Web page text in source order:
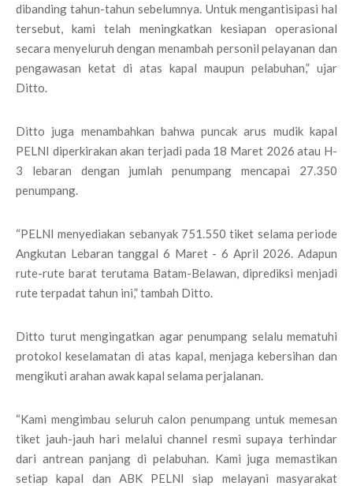
dibanding tahun-tahun sebelumnya. Untuk mengantisipasi hal
tersebut, kami telah meningkatkan kesiapan operasional
secara menyeluruh dengan menambah personil pelayanan dan
pengawasan ketat di atas kapal maupun pelabuhan,” ujar
Ditto.
Ditto juga menambahkan bahwa puncak arus mudik kapal
PELNI diperkirakan akan terjadi pada 18 Maret 2026 atau H-
3 lebaran dengan jumlah penumpang mencapai 27.350
penumpang.
“PELNI menyediakan sebanyak 751.550 tiket selama periode
Angkutan Lebaran tanggal 6 Maret - 6 April 2026. Adapun
rute-rute barat terutama Batam-Belawan, diprediksi menjadi
rute terpadat tahun ini,” tambah Ditto.
Ditto turut mengingatkan agar penumpang selalu mematuhi
protokol keselamatan di atas kapal, menjaga kebersihan dan
mengikuti arahan awak kapal selama perjalanan.
“Kami mengimbau seluruh calon penumpang untuk memesan
tiket jauh-jauh hari melalui channel resmi supaya terhindar
dari antrean panjang di pelabuhan. Kami juga memastikan
setiap kapal dan ABK PELNI siap melayani masyarakat